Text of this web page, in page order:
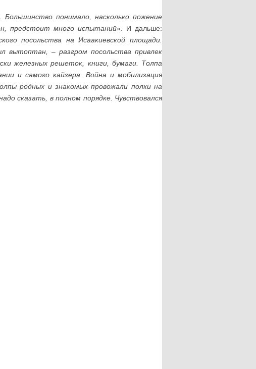
понимало, насколько пожение
предстоит много испытаний». И дальше:
посольства на Исаакиевской площади.
вытоптан, – разгром посольства привлек
железных решеток, книги, бумаги. Толпа
и самого кайзера. Война и мобилизация
родных и знакомых провожали полки на
сказать, в полном порядке. Чувствовался